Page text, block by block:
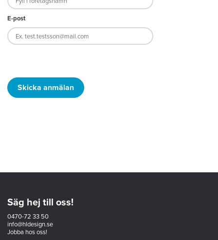
E-post
Säg hej till oss!
0470-72 33 50
info@hldesign.se
Jobba hos oss!